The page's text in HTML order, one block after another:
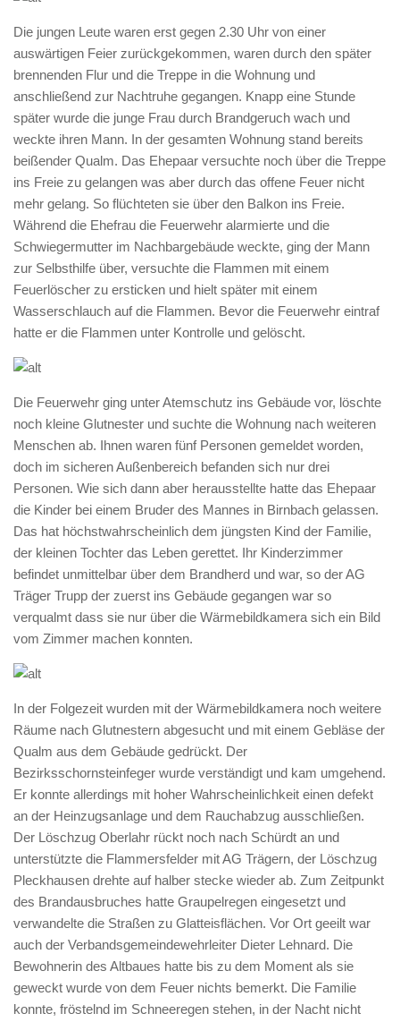
Die jungen Leute waren erst gegen 2.30 Uhr von einer
auswärtigen Feier zurückgekommen, waren durch den später
brennenden Flur und die Treppe in die Wohnung und
anschließend zur Nachtruhe gegangen. Knapp eine Stunde
später wurde die junge Frau durch Brandgeruch wach und
weckte ihren Mann. In der gesamten Wohnung stand bereits
beißender Qualm. Das Ehepaar versuchte noch über die Treppe
ins Freie zu gelangen was aber durch das offene Feuer nicht
mehr gelang. So flüchteten sie über den Balkon ins Freie.
Während die Ehefrau die Feuerwehr alarmierte und die
Schwiegermutter im Nachbargebäude weckte, ging der Mann
zur Selbsthilfe über, versuchte die Flammen mit einem
Feuerlöscher zu ersticken und hielt später mit einem
Wasserschlauch auf die Flammen. Bevor die Feuerwehr eintraf
hatte er die Flammen unter Kontrolle und gelöscht.
Die Feuerwehr ging unter Atemschutz ins Gebäude vor, löschte
noch kleine Glutnester und suchte die Wohnung nach weiteren
Menschen ab. Ihnen waren fünf Personen gemeldet worden,
doch im sicheren Außenbereich befanden sich nur drei
Personen. Wie sich dann aber herausstellte hatte das Ehepaar
die Kinder bei einem Bruder des Mannes in Birnbach gelassen.
Das hat höchstwahrscheinlich dem jüngsten Kind der Familie,
der kleinen Tochter das Leben gerettet. Ihr Kinderzimmer
befindet unmittelbar über dem Brandherd und war, so der AG
Träger Trupp der zuerst ins Gebäude gegangen war so
verqualmt dass sie nur über die Wärmebildkamera sich ein Bild
vom Zimmer machen konnten.
In der Folgezeit wurden mit der Wärmebildkamera noch weitere
Räume nach Glutnestern abgesucht und mit einem Gebläse der
Qualm aus dem Gebäude gedrückt. Der
Bezirksschornsteinfeger wurde verständigt und kam umgehend.
Er konnte allerdings mit hoher Wahrscheinlichkeit einen defekt
an der Heinzugsanlage und dem Rauchabzug ausschließen.
Der Löschzug Oberlahr rückt noch nach Schürdt an und
unterstützte die Flammersfelder mit AG Trägern, der Löschzug
Pleckhausen drehte auf halber stecke wieder ab. Zum Zeitpunkt
des Brandausbruches hatte Graupelregen eingesetzt und
verwandelte die Straßen zu Glatteisflächen. Vor Ort geeilt war
auch der Verbandsgemeindewehrleiter Dieter Lehnard. Die
Bewohnerin des Altbaues hatte bis zu dem Moment als sie
geweckt wurde von dem Feuer nichts bemerkt. Die Familie
konnte, fröstelnd im Schneeregen stehen, in der Nacht nicht